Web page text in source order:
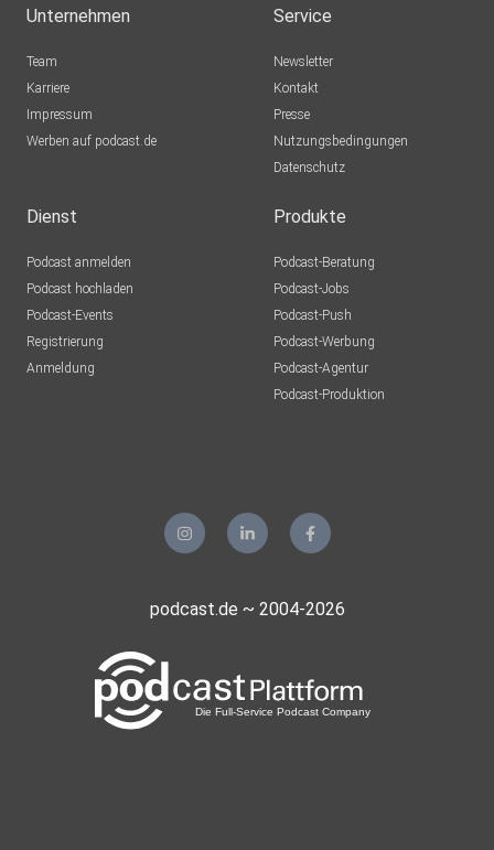
Unternehmen
Team
Karriere
Impressum
Werben auf podcast.de
Service
Newsletter
Kontakt
Presse
Nutzungsbedingungen
Datenschutz
Dienst
Podcast anmelden
Podcast hochladen
Podcast-Events
Registrierung
Anmeldung
Produkte
Podcast-Beratung
Podcast-Jobs
Podcast-Push
Podcast-Werbung
Podcast-Agentur
Podcast-Produktion
podcast.de ~ 2004-2026